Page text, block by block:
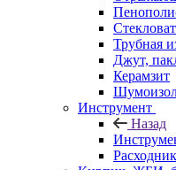
Трубная
Джут,
Керамзит
Инструмент
Назад